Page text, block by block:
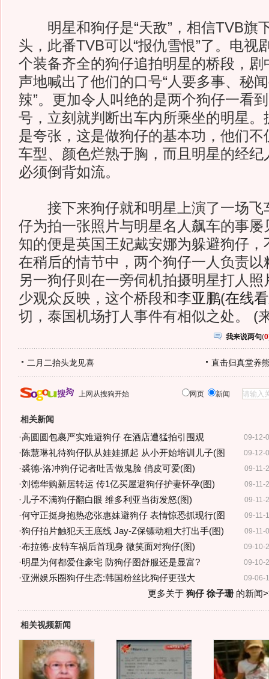
明星和狗仔是“天敌”，相信TVB旗
头，此番TVB可以“报仇雪恨”了。电视
个装备齐全的狗仔追拍明星的桥段，剧
声地喊出了他们的口号“人要多事、秘
辣”。更加令人叫绝的是两个狗仔一看
号，立刻就判断出车内所乘坐的明星。
是夸张，这是做狗仔的基本功，他们不
车型、颜色烂熟于胸，而且明星的经纪
必须倒背如流。
接下来狗仔就和明星上演了一场飞
仔为拍一张照片与明星名人飙车的事屡
知的便是英国王妃戴安娜为躲避狗仔，
在稍后的情节中，两个狗仔一人负责以
另一狗仔则在一旁伺机拍摄明星打人
少观众反映，这个桥段和李亚鹏(在线
切，泰国机场打人事件有相似之处。 (
我来说两句(0
二月二抬头龙见喜 直击归真堂养
上网从搜狗开始 网页 新闻
相关新闻
09-12-
·高圆圆包裹严实难避狗仔 在酒店遭猛拍引围观
09-12-
·陈慧琳礼待狗仔队从娃娃抓起 从小开始培训儿子(图
09-11-
·裘德-洛冲狗仔记者吐舌做鬼脸 俏皮可爱(图)
09-11-
·刘德华购新居转运 传1亿买屋避狗仔护妻怀孕(图)
09-11-
· 儿子不满狗仔翻白眼 维多利亚当街发怒(图)
09-11-
·何守正挺身抱热恋张惠妹避狗仔 表情惊恐抓现行(图
09-11-
·狗仔拍片触犯天王底线 Jay-Z保镖动粗大打出手(图)
09-10-
·布拉德-皮特车祸后首现身 微笑面对狗仔(图)
09-10-
·明星为何都爱住豪宅 防狗仔图舒服还是显富?
09-06-
·亚洲娱乐圈狗仔生态:韩国粉丝比狗仔更强大
更多关于 狗仔 徐子珊的新闻
相关视频新闻